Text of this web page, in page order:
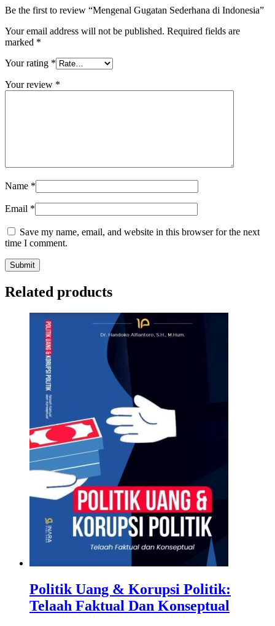
Be the first to review “Mengenal Gugatan Sederhana di Indonesia”
Your email address will not be published. Required fields are
marked *
Your rating *
Your review *
Name *
Email *
Save my name, email, and website in this browser for the next
time I comment.
Related products
Politik Uang & Korupsi Politik:
Telaah Faktual Dan Konseptual